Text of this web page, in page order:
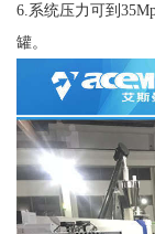
6.系统压力可到
罐。